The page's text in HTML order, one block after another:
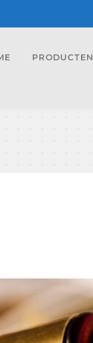
PRODUCTEN